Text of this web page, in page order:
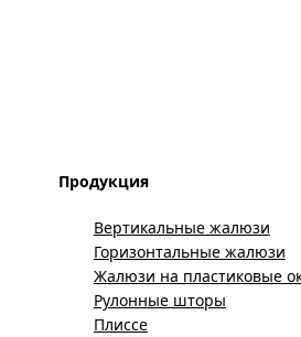
Продукция
Вертикальные жалюзи
Горизонтальные жалюзи
Жалюзи на пластиковые
Рулонные шторы
Плиссе